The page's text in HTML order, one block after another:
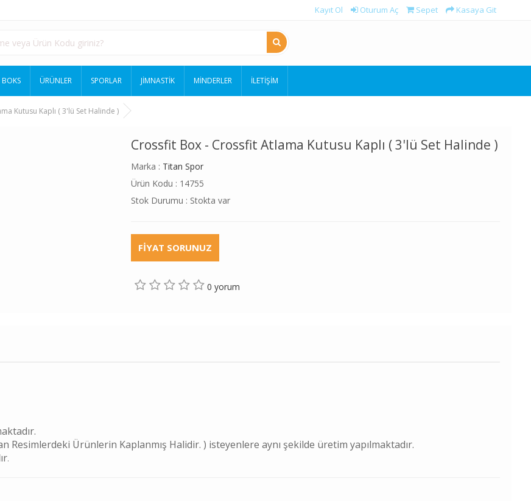
Kayıt Ol Oturum Aç Sepet Kasaya Git
BOKS ÜRÜNLER SPORLAR JİMNASTİK MİNDERLER İLETIŞIM
Kutusu Kaplı ( 3'lü Set Halinde )
Crossfit Box - Crossfit Atlama Kutusu Kaplı ( 3'lü Set Halinde )
Marka : Titan Spor
Ürün Kodu : 14755
Stok Durumu : Stokta var
FIYAT SORUNUZ
0 yorum
Resimlerdeki Ürünlerin Kaplanmış Halidir. ) isteyenlere aynı şekilde üretim yapılmaktadır.
.